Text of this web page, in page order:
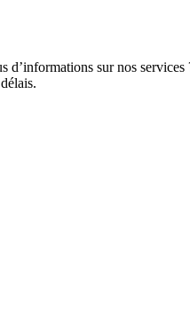
d’informations sur nos